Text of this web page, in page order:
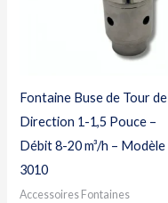
Fontaine Buse de Tour de
Direction 1-1,5 Pouce –
Débit 8-20 m³/h – Modèle
3010
Accessoires Fontaines